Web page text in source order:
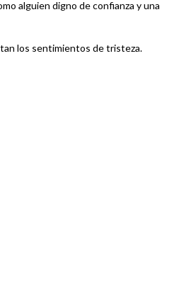
alguien digno de confianza y una
los sentimientos de tristeza.